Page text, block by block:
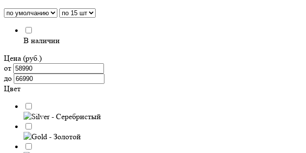
В наличии
Цена (руб.)
от
до
Цвет